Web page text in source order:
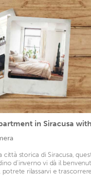
città storica di Siracusa,
d'inverno vi dà il
potrete rilassarvi e